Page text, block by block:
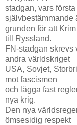
stadgan, vars första
självbestämmande
grunden för att
till Ryssland.
FN-stadgan skrevs
andra världskriget
USA, Sovjet,
mot fascismen
och lägga fast
nya krig.
Den nya
ömsesidig respekt